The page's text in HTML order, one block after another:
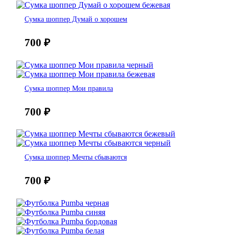
Сумка шоппер Думай о хорошем
700 ₽
Сумка шоппер Мои правила
700 ₽
Сумка шоппер Мечты сбываются
700 ₽